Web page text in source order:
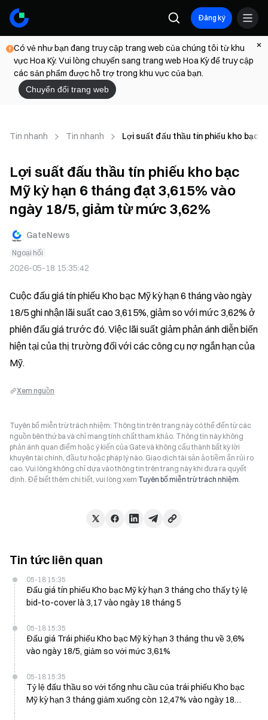
Đăng ký
Có vẻ như bạn đang truy cập trang web của chúng tôi từ khu
vực Hoa Kỳ. Vui lòng chuyển sang trang web Hoa Kỳ để truy cập
các sản phẩm được hỗ trợ trong khu vực của bạn.
Chuyển đổi trang web
Tin nhanh Tin nhanh Lợi suất đấu thầu tín phiếu kho bạc
Lợi suất đấu thầu tín phiếu kho bạc
Mỹ kỳ hạn 6 tháng đạt 3,615% vào
ngày 18/5, giảm từ mức 3,62%
GateNews
Ngoại hối
2026-05-18 15:35:42
Cuộc đấu giá tín phiếu Kho bạc Mỹ kỳ hạn 6 tháng vào ngày
18/5 ghi nhận lãi suất cao 3,615%, giảm so với mức 3,62% ở
phiên đấu giá trước đó. Việc lãi suất giảm phản ánh diễn biến
hiện tại của thị trường đối với các công cụ nợ ngắn hạn của
Mỹ.
Xem nguồn
Tuyên bố miễn trừ trách nhiệm: Thông tin trên trang này có thể đến từ các
nguồn bên thứ ba và chỉ mang tính chất tham khảo. Thông tin này không
phản ánh quan điểm hoặc ý kiến của Gate và không cấu thành bất kỳ lời
khuyên tài chính, đầu tư hoặc pháp lý nào. Giao dịch tài sản ảo tiềm ẩn rủi ro
cao. Vui lòng không chỉ dựa vào thông tin trên trang này khi đưa ra quyết
định. Để biết thêm chi tiết, vui lòng xem Tuyên bố miễn trừ trách nhiệm.
Tin tức liên quan
05-18 15:35
Đấu giá tín phiếu Kho bạc Mỹ kỳ hạn 3 tháng cho thấy tỷ lệ
bid-to-cover là 3,17 vào ngày 18 tháng 5
05-18 15:35
Đấu giá Trái phiếu Kho bạc Mỹ kỳ hạn 3 tháng thu về 3,6%
vào ngày 18/5, giảm so với mức 3,61%
05-18 15:35
Tỷ lệ đấu thầu so với tổng nhu cầu của trái phiếu Kho bạc
Mỹ kỳ hạn 3 tháng giảm xuống còn 12,47% vào ngày 18